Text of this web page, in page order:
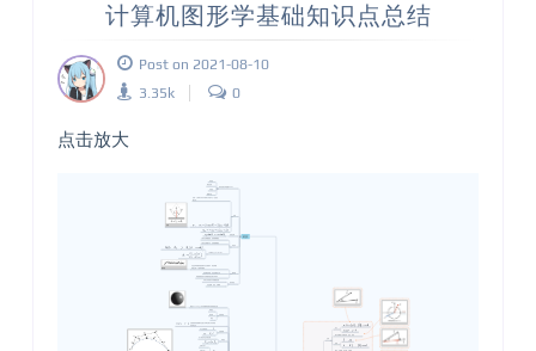
计算机图形学基础知识点总结
Post on 2021-08-10
3.35k
0
点击放大